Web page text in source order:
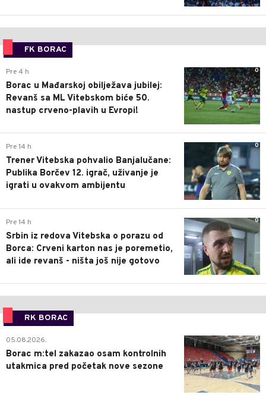
FK BORAC
0
Pre 4 h
Borac u Mađarskoj obilježava jubilej:
Revanš sa ML Vitebskom biće 50.
nastup crveno-plavih u Evropi!
0
Pre 14 h
Trener Vitebska pohvalio Banjalučane:
Publika Borčev 12. igrač, uživanje je
igrati u ovakvom ambijentu
0
Pre 14 h
Srbin iz redova Vitebska o porazu od
Borca: Crveni karton nas je poremetio,
ali ide revanš - ništa još nije gotovo
RK BORAC
0
05.08.2026.
Borac m:tel zakazao osam kontrolnih
utakmica pred početak nove sezone